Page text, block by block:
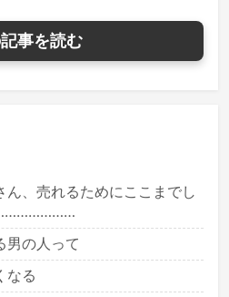
事を読む
ん、売れるためにここまでし
…………………
男の人って
なる